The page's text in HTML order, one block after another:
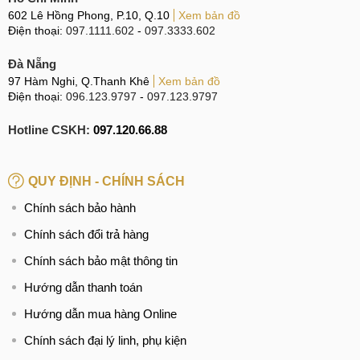
Thay nút âm lượng OPPO Reno8
Nếu bạn thấy nút âm lượng bị hỏng nặng hoặc có vấn đề
bên trong thiết bị, đừng chần chừ mà hãy đưa chiếc điện
thoại OPPO Reno8 đến một trung tâm sửa chữa điện thoại
tra và sửa chữa vấn đề một cách chính xác, có thể tiếp tục
Thay loa OPPO Reno8
Reno8 rất đơn giản. Điển hình có thể kể đến việc nghe âm
thanh trong quá trình mở video, phát nhạc hoặc thậm chí
cuộc gọi điện thoại. Nếu bạn thấy âm thanh không rõ ràng,
rè nhiễu hoặc chập chờn và bạn không thể nghe được nội
dung âm thanh một cách rõ ràng, đó là dấu hiệu để biết rằng
loa đang gặp sự cố.
602 Lê Hồng Phong, P.10, Q.10
Xem bản đồ
Điện thoại: 097.1111.602 - 097.3333.602
Đà Nẵng
97 Hàm Nghi, Q.Thanh Khê
Xem bản đồ
Điện thoại: 096.123.9797 - 097.123.9797
Hotline CSKH: 097.120.66.88
QUY ĐỊNH - CHÍNH SÁCH
Chính sách bảo hành
Chính sách đổi trả hàng
Chính sách bảo mật thông tin
Hướng dẫn thanh toán
Hướng dẫn mua hàng Online
Chính sách đại lý linh, phụ kiện